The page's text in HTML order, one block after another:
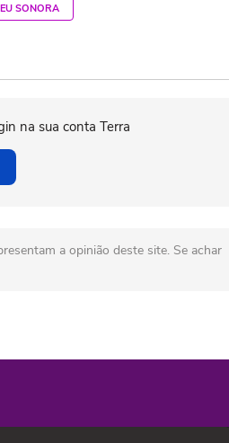
SONORA
na sua conta Terra
a opinião deste site. Se achar